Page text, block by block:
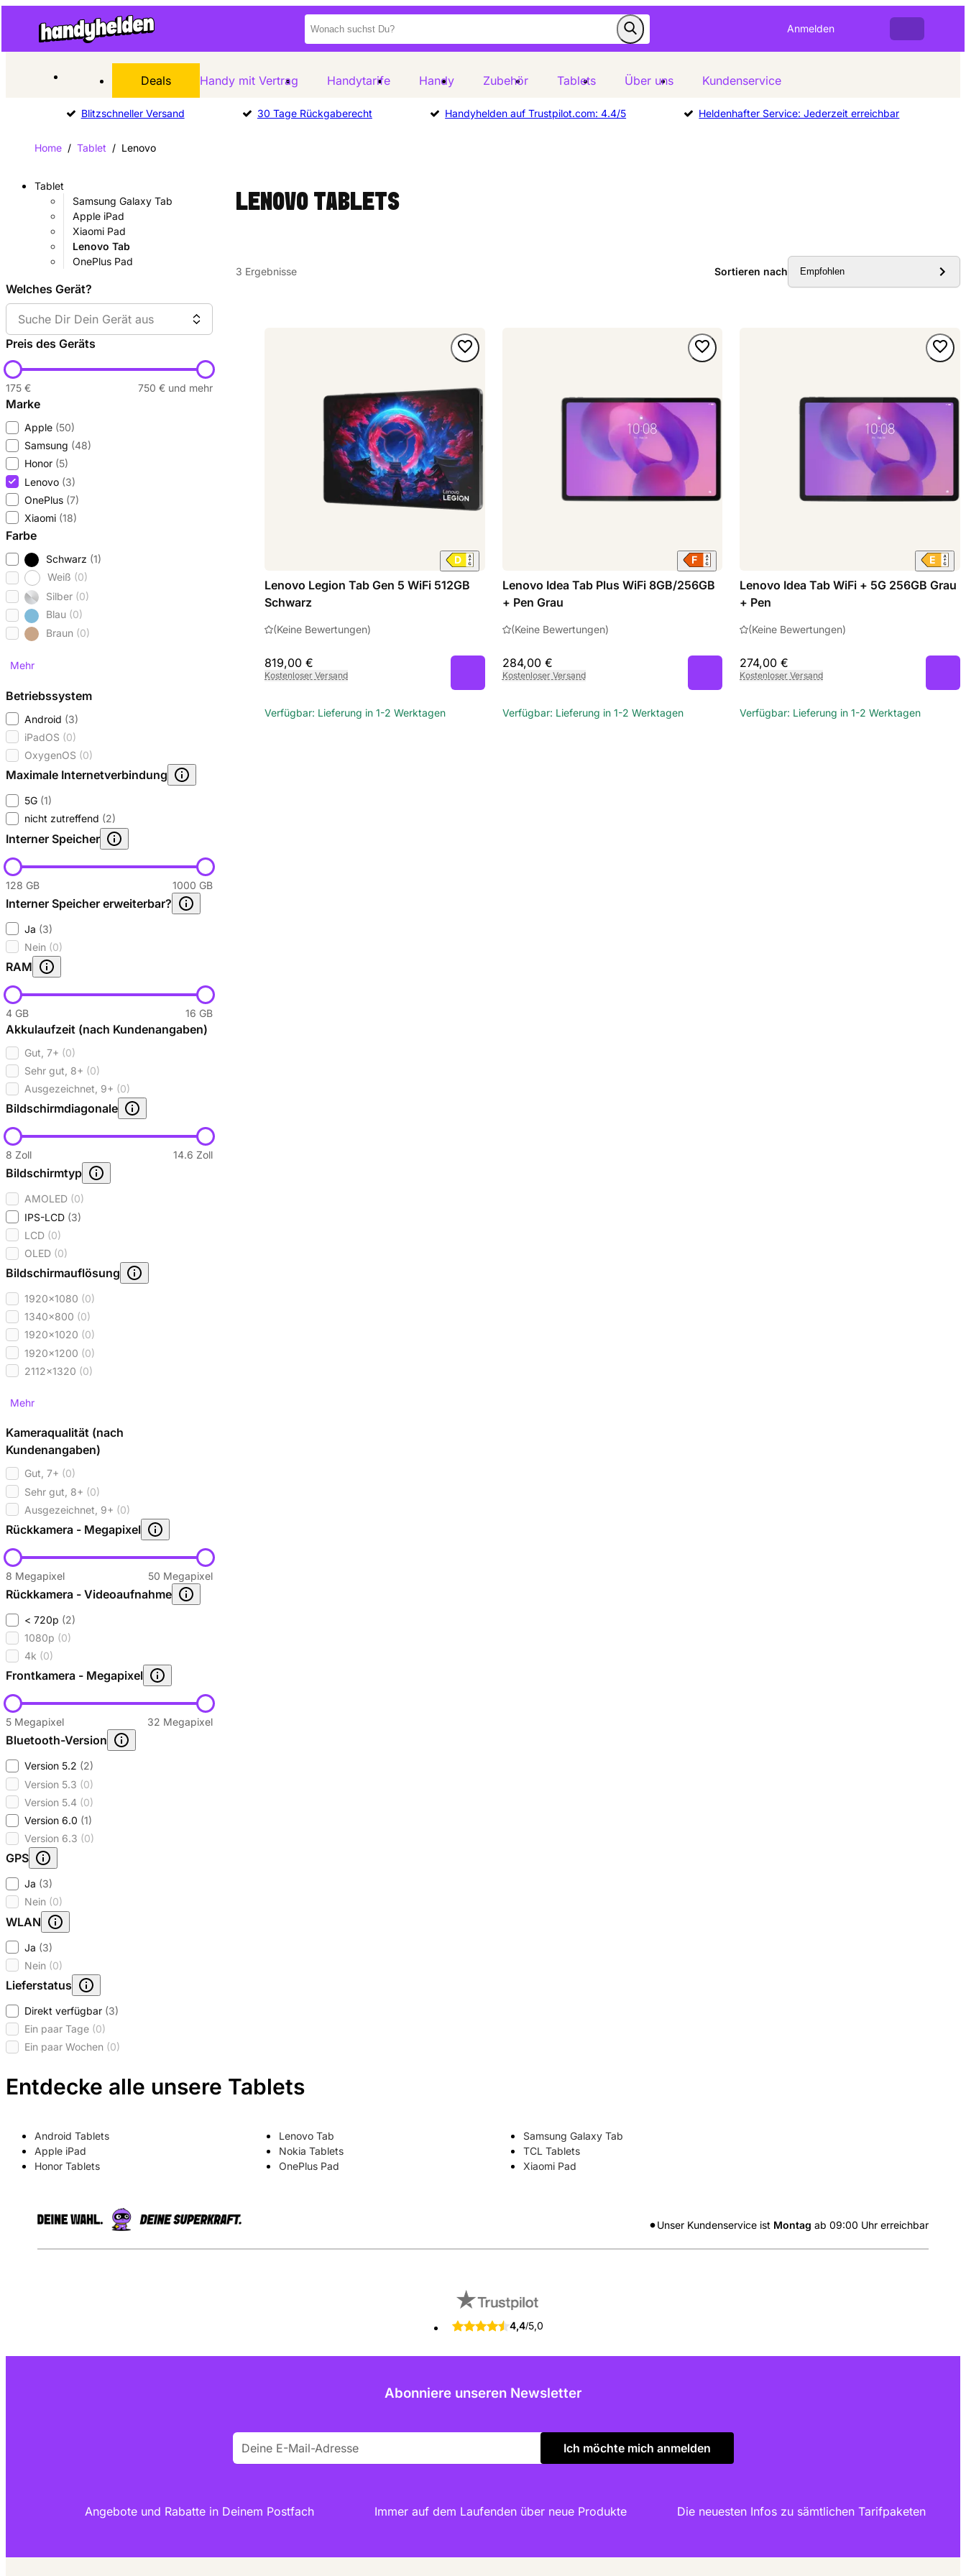
Anmelden
Deals Handy mit Vertrag Handytarife Handy Zubehör Tablets Über uns Kundenservice
Blitzschneller Versand 30 Tage Rückgaberecht Handyhelden auf Trustpilot.com: 4.4/5 Heldenhafter Service: Jederzeit erreichbar
Home / Tablet / Lenovo
Tablet
Samsung Galaxy Tab
Apple iPad
Xiaomi Pad
Lenovo Tab
OnePlus Pad
Welches Gerät?
Suche Dir Dein Gerät aus
Preis des Geräts
175 € 750 € und mehr
Marke
Apple (50)
Samsung (48)
Honor (5)
Lenovo (3)
OnePlus (7)
Xiaomi (18)
Farbe
Schwarz (1)
Weiß (0)
Silber (0)
Blau (0)
Braun (0)
Mehr
Betriebssystem
Android (3)
iPadOS (0)
OxygenOS (0)
Maximale Internetverbindung
5G (1)
nicht zutreffend (2)
Interner Speicher
128 GB 1000 GB
Interner Speicher erweiterbar?
Ja (3)
Nein (0)
RAM
4 GB 16 GB
Akkulaufzeit (nach Kundenangaben)
Gut, 7+ (0)
Sehr gut, 8+ (0)
Ausgezeichnet, 9+ (0)
Bildschirmdiagonale
8 Zoll 14.6 Zoll
Bildschirmtyp
AMOLED (0)
IPS-LCD (3)
LCD (0)
OLED (0)
Bildschirmauflösung
1920x1080 (0)
1340x800 (0)
1920x1020 (0)
1920x1200 (0)
2112x1320 (0)
Mehr
Kameraqualität (nach
Kundenangaben)
Gut, 7+ (0)
Sehr gut, 8+ (0)
Ausgezeichnet, 9+ (0)
Rückkamera - Megapixel
8 Megapixel 50 Megapixel
Rückkamera - Videoaufnahme
< 720p (2)
1080p (0)
4k (0)
Frontkamera - Megapixel
5 Megapixel 32 Megapixel
Bluetooth-Version
Version 5.2 (2)
Version 5.3 (0)
Version 5.4 (0)
Version 6.0 (1)
Version 6.3 (0)
GPS
Ja (3)
Nein (0)
WLAN
Ja (3)
Nein (0)
Lieferstatus
Direkt verfügbar (3)
Ein paar Tage (0)
Ein paar Wochen (0)
LENOVO TABLETS
3 Ergebnisse Sortieren nach Empfohlen
Lenovo Legion Tab Gen 5 WiFi 512GB
Schwarz
(Keine Bewertungen)
819,00 €
Kostenloser Versand
Verfügbar: Lieferung in 1-2 Werktagen
Lenovo Idea Tab Plus WiFi 8GB/256GB
+ Pen Grau
(Keine Bewertungen)
284,00 €
Kostenloser Versand
Verfügbar: Lieferung in 1-2 Werktagen
Lenovo Idea Tab WiFi + 5G 256GB Grau
+ Pen
(Keine Bewertungen)
274,00 €
Kostenloser Versand
Verfügbar: Lieferung in 1-2 Werktagen
Entdecke alle unsere Tablets
Android Tablets
Apple iPad
Honor Tablets
Lenovo Tab
Nokia Tablets
OnePlus Pad
Samsung Galaxy Tab
TCL Tablets
Xiaomi Pad
Unser Kundenservice ist Montag ab 09:00 Uhr erreichbar
4,4/5,0
Abonniere unseren Newsletter
Ich möchte mich anmelden
Angebote und Rabatte in Deinem Postfach Immer auf dem Laufenden über neue Produkte Die neuesten Infos zu sämtlichen Tarifpaketen